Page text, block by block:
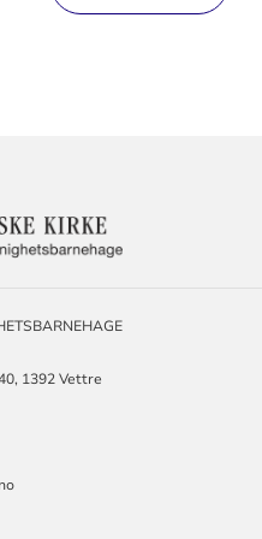
FOR
1392 Vettre